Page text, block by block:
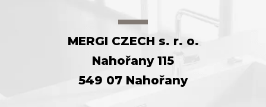
MERGI CZECH s. r. o.
Nahořany 115
549 07 Nahořany